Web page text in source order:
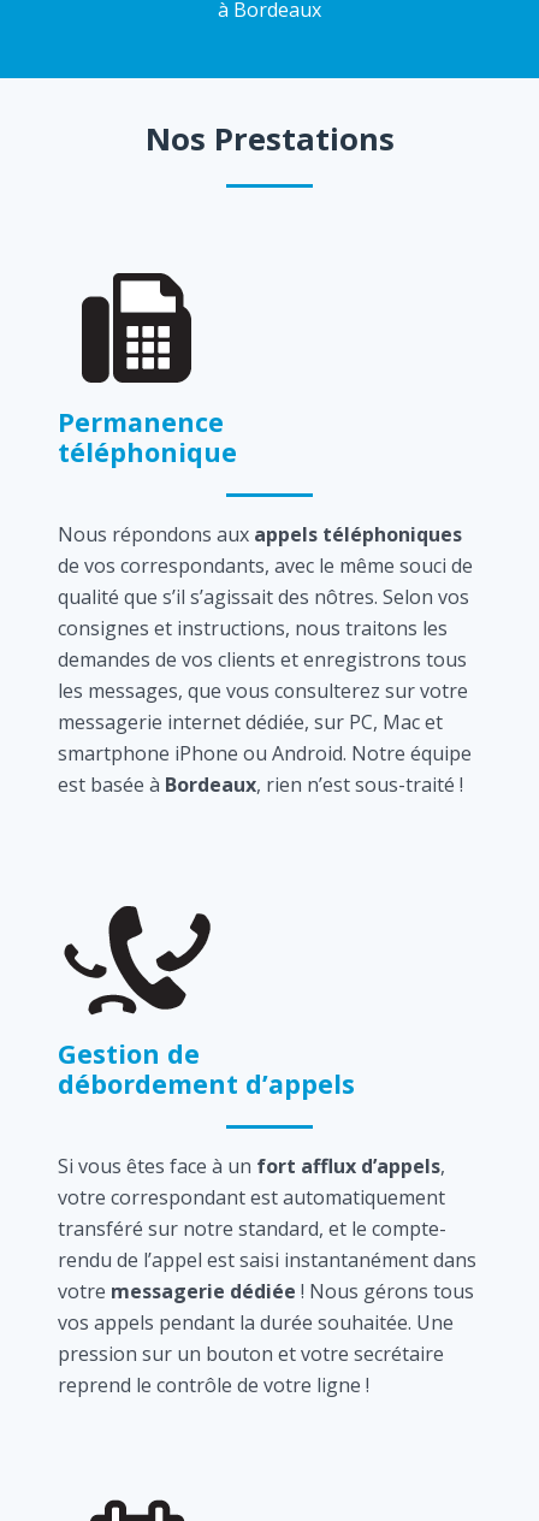
à Bordeaux
Nos Prestations
Permanence
téléphonique
Nous répondons aux appels téléphoniques
de vos correspondants, avec le même souci de
qualité que s’il s’agissait des nôtres. Selon vos
consignes et instructions, nous traitons les
demandes de vos clients et enregistrons tous
les messages, que vous consulterez sur votre
messagerie internet dédiée, sur PC, Mac et
smartphone iPhone ou Android. Notre équipe
est basée à Bordeaux, rien n’est sous-traité !
Gestion de
débordement d’appels
Si vous êtes face à un fort afflux d’appels,
votre correspondant est automatiquement
transféré sur notre standard, et le compte-
rendu de l’appel est saisi instantanément dans
votre messagerie dédiée ! Nous gérons tous
vos appels pendant la durée souhaitée. Une
pression sur un bouton et votre secrétaire
reprend le contrôle de votre ligne !